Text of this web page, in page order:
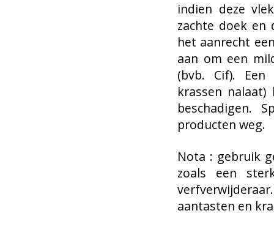
indien deze
zachte doek
het aanrecht
aan om een
(bvb. Cif). Een
krassen
beschadigen.
producten weg.
Nota : gebruik
zoals een
aantasten en